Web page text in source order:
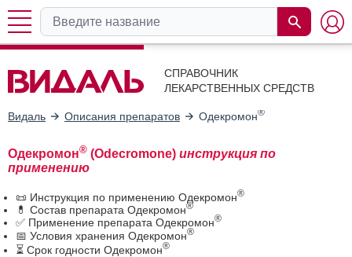
СПРАВОЧНИК
ЛЕКАРСТВЕННЫХ СРЕДСТВ
Видаль Описания препаратов Одекромон®
Одекромон® (Odecromone) инструкция по
применению
📜 Инструкция по применению Одекромон®
💊 Состав препарата Одекромон®
✅ Применение препарата Одекромон®
📅 Условия хранения Одекромон®
⏳ Срок годности Одекромон®